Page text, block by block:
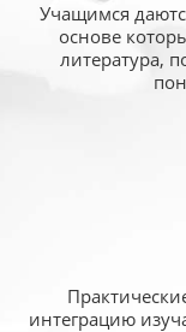
Учащимся
основе
литература,
интеграцию